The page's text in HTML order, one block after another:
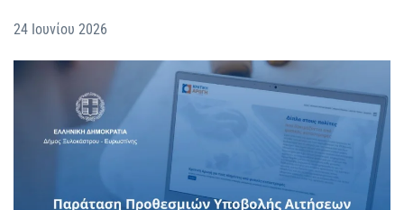
24 Ιουνίου 2026